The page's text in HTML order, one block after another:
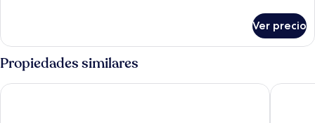
Ondol
Ver precio
Propiedades similares
Hotel RegentMarine Jeju